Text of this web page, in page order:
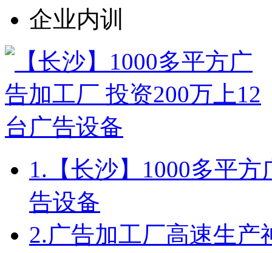
企业内训
1. 【长沙】1000多平
告设备
2.广告加工厂高速生产